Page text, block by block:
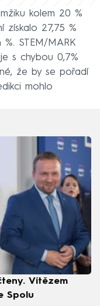
kolem 20 %
získalo 27,75 %
STEM/MARK
s chybou 0,7%
že by se pořadí
mohlo
Vítězem
Spolu